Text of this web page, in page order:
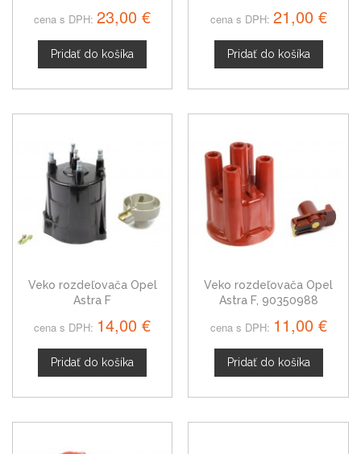
cena s DPH: 23,00 €
Pridať do košíka
cena s DPH: 21,00 €
Pridať do košíka
Veko rozdeľovača Opel
Astra F
cena s DPH: 14,00 €
Pridať do košíka
Veko rozdeľovača Opel
Astra F, 90350988
cena s DPH: 11,00 €
Pridať do košíka